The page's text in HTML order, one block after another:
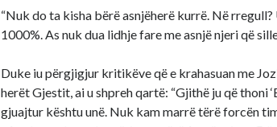
“Nuk do ta kisha bërë asnjëherë kurrë. Në
1000%. As nuk dua lidhje fare me asnjë njeri që
Duke iu përgjigjur kritikëve që e krahasuan me
herët Gjestit, ai u shpreh qartë: “Gjithë ju që thoni
gjuajtur kështu unë. Nuk kam marrë tërë forcën